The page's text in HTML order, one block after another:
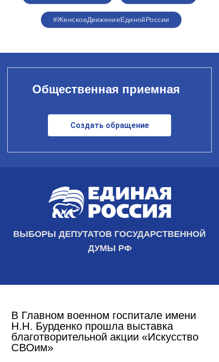
#ЖенскоеДвижениеЕдинойРоссии
Общественная приемная
Создать обращение
ВЫБОРЫ ДЕПУТАТОВ ГОСУДАРСТВЕННОЙ
ДУМЫ РФ
В Главном военном госпитале имени
Н.Н. Бурденко прошла выставка
благотворительной акции «Искусство
СВОим»